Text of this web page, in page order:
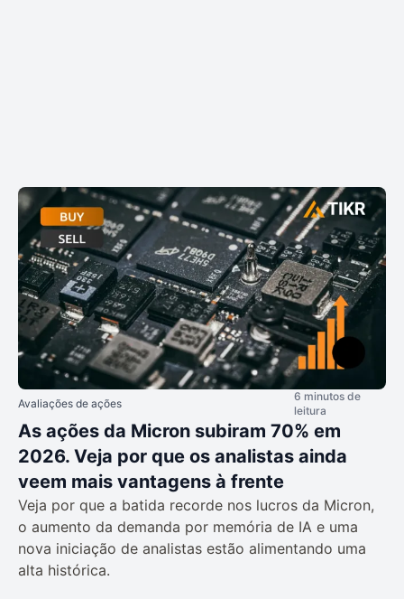
Avaliações de ações
6 minutos de
leitura
As ações da Micron subiram 70% em
2026. Veja por que os analistas ainda
veem mais vantagens à frente
Veja por que a batida recorde nos lucros da Micron,
o aumento da demanda por memória de IA e uma
nova iniciação de analistas estão alimentando uma
alta histórica.